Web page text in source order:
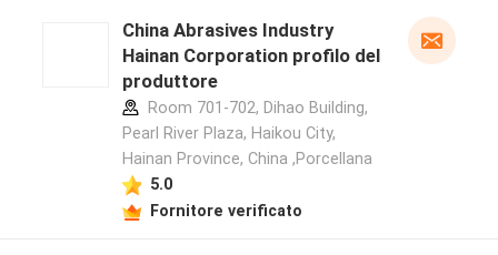
China Abrasives Industry
Hainan Corporation profilo del
produttore
Room 701-702, Dihao Building,
Pearl River Plaza, Haikou City,
Hainan Province, China ,Porcellana
5.0
Fornitore verificato